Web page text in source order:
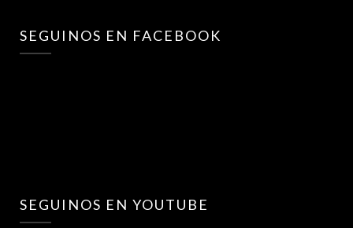
SEGUINOS EN FACEBOOK
SEGUINOS EN YOUTUBE